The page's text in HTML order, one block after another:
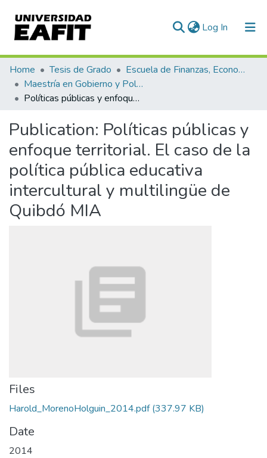
Log In (current)
Communities & Collections
All of DSpace
Home Tesis de Grado
Escuela de Finanzas, Economía y Gobierno
Maestría en Gobierno y Políticas Públicas (tesis)
Políticas públicas y enfoque territorial. El caso de la política pública educativa intercultural y multilingüe de Quibdó MIA
Publication: Políticas públicas y
enfoque territorial. El caso de la
política pública educativa
intercultural y multilingüe de
Quibdó MIA
Files
Harold_MorenoHolguin_2014.pdf(337.97 KB)
Date
2014